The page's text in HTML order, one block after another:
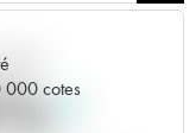
000 cotes